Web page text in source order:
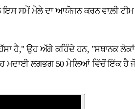
ਇਸ ਸਮੇਂ ਮੇਲੇ ਦਾ ਆਯੋਜਨ ਕਰਨ ਵਾਲ਼ੀ
ਹੈ," ਉਹ ਅੱਗੇ ਕਹਿੰਦੇ ਹਨ, "ਸਥਾਨਕ
ਲਗਭਗ 50 ਮੇਲਿਆਂ ਵਿੱਚੋਂ ਇੱਕ ਹੈ ਜੋ